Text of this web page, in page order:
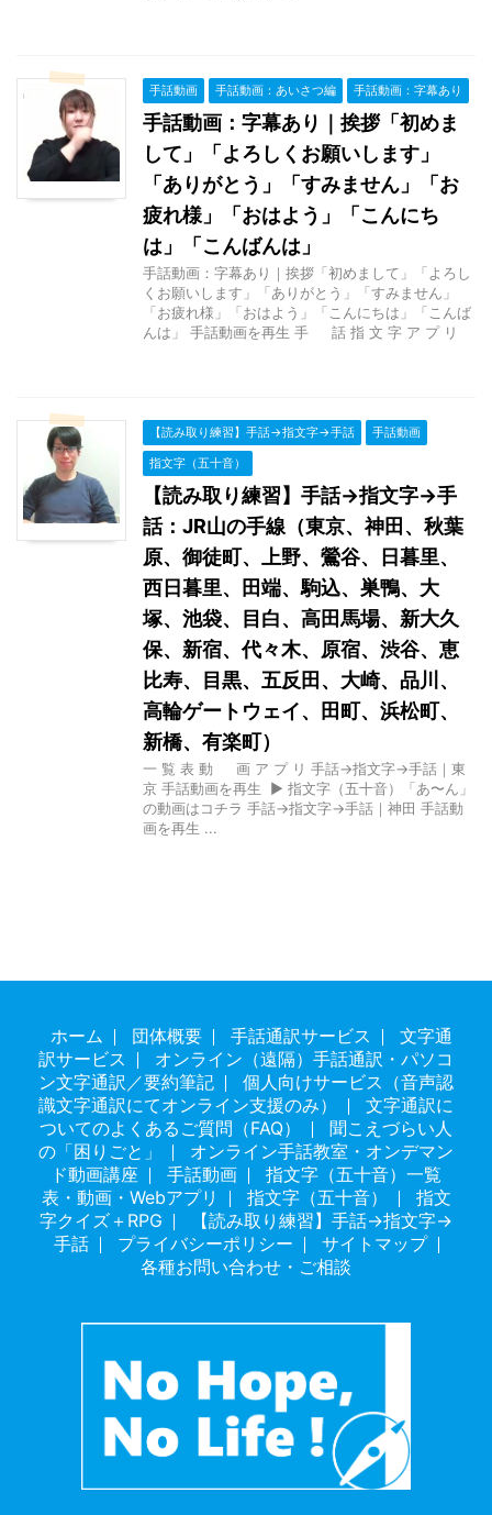
手話動画 手話動画：あいさつ編 手話動画：字幕あり
手話動画：字幕あり｜挨拶「初めま
して」「よろしくお願いします」
「ありがとう」「すみません」「お
疲れ様」「おはよう」「こんにち
は」「こんばんは」
手話動画：字幕あり｜挨拶「初めまして」「よろし
くお願いします」「ありがとう」「すみません」
「お疲れ様」「おはよう」「こんにちは」「こんば
んは」 手話動画を再生 手 話 指 文 字 ア プ リ
【読み取り練習】手話→指文字→手話
手話動画
指文字（五十音）
【読み取り練習】手話→指文字→手
話：JR山の手線（東京、神田、秋葉
原、御徒町、上野、鶯谷、日暮里、
西日暮里、田端、駒込、巣鴨、大
塚、池袋、目白、高田馬場、新大久
保、新宿、代々木、原宿、渋谷、恵
比寿、目黒、五反田、大崎、品川、
高輪ゲートウェイ、田町、浜松町、
新橋、有楽町）
一 覧 表 動 画 ア プ リ 手話→指文字→手話｜東
京 手話動画を再生 ▶ 指文字（五十音）「あ〜ん」
の動画はコチラ 手話→指文字→手話｜神田 手話動
画を再生 ...
ホーム 団体概要 手話通訳サービス
文字通
訳サービス
オンライン（遠隔）手話通訳・パソコ
ン文字通訳／要約筆記
個人向けサービス（音声認
識文字通訳にてオンライン支援のみ）
文字通訳に
ついてのよくあるご質問（FAQ）
聞こえづらい人
の「困りごと」
オンライン手話教室・オンデマン
ド動画講座
手話動画
指文字（五十音）一覧
表・動画・Webアプリ
指文字（五十音）
指文
字クイズ＋RPG
【読み取り練習】手話→指文字→
手話
プライバシーポリシー
サイトマップ
各種お問い合わせ・ご相談